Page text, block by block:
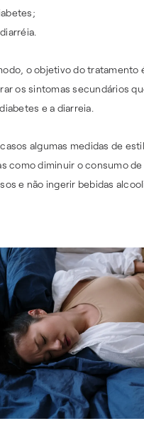
o objetivo do tratamento
os sintomas secundários
e a diarreia.
algumas medidas de
como diminuir o consumo
e não ingerir bebidas